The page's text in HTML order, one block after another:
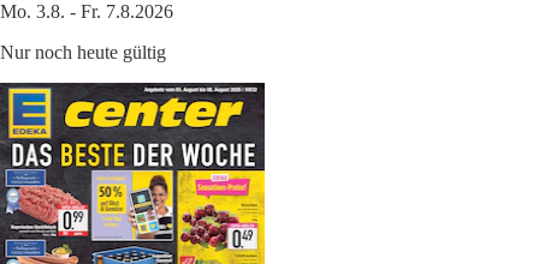
Mo. 3.8. - Fr. 7.8.2026
Nur noch heute gültig